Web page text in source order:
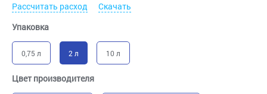
Рассчитать расход
Скачать
Упаковка
0,75 л 2 л 10 л
Цвет производителя